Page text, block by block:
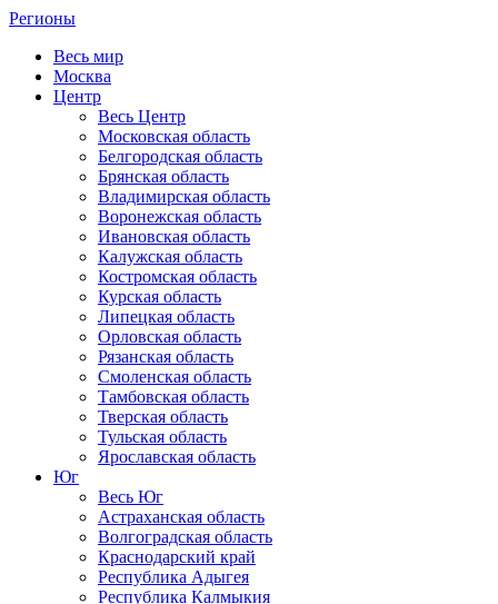
Регионы
Весь мир
Москва
Центр
Весь Центр
Московская область
Белгородская область
Брянская область
Владимирская область
Воронежская область
Ивановская область
Калужская область
Костромская область
Курская область
Липецкая область
Орловская область
Рязанская область
Смоленская область
Тамбовская область
Тверская область
Тульская область
Ярославская область
Юг
Весь Юг
Астраханская область
Волгоградская область
Краснодарский край
Республика Адыгея
Республика Калмыкия